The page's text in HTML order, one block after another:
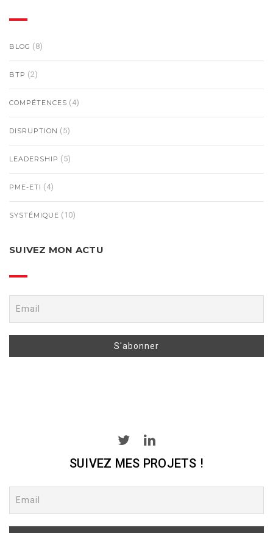
BLOG (8)
BTP (2)
COMPÉTENCES (4)
DISRUPTION (5)
LEADERSHIP (5)
PME-ETI (4)
SYSTÉMIQUE (10)
SUIVEZ MON ACTU
SUIVEZ MES PROJETS !